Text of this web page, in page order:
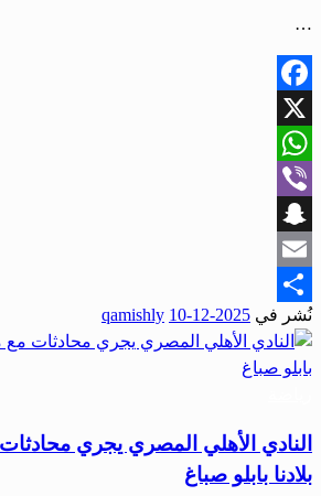
…
Facebook
X
WhatsApp
Viber
Snapchat
Email
Share
نُشر في 2025-12-10
qamishly
النادي الأهلي المصري يجري
بلادنا بابلو صباغ